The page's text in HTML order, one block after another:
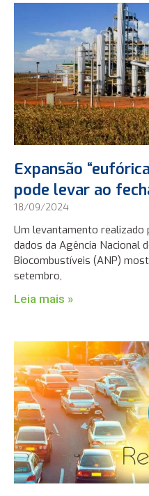
Expansão
pode levar ao
18/09/2024
Um levantamento realizado
dados da Agência Nacional
Biocombustíveis (ANP)
setembro,
Leia mais »